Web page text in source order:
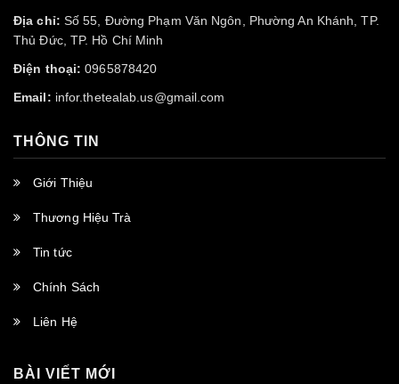
Địa chỉ: Số 55, Đường Phạm Văn Ngôn, Phường An Khánh, TP.
Thủ Đức, TP. Hồ Chí Minh
Điện thoại: 0965878420
Email: infor.thetealab.us@gmail.com
THÔNG TIN
Giới Thiệu
Thương Hiệu Trà
Tin tức
Chính Sách
Liên Hệ
BÀI VIẾT MỚI